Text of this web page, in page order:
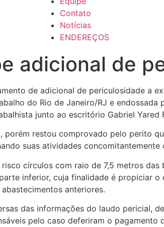
Contato
Notícias
ENDEREÇOS
adicional de
de adicional de periculosidade a
do Rio de Janeiro/RJ e
junto ao escritório Gabriel Yared
porém restou comprovado pelo perito
suas atividades concomitantemente
círculos com raio de 7,5 metros
inferior, cuja finalidade é propiciar
anteriores.
das informações do laudo pericial,
pelo caso deferiram o